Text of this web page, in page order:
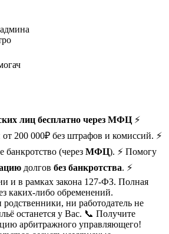
лиц бесплатно через МФЦ ⚡
200 000₽ без штрафов и комиссий. ⚡
банкротство (через МФЦ). ⚡ Помогу
долгов без банкротства. ⚡
и в рамках закона 127-ФЗ. Полная
каких-либо обременений.
ни работодатель не
останется у Вас. 📞 Получите
арбитражного управляющего!